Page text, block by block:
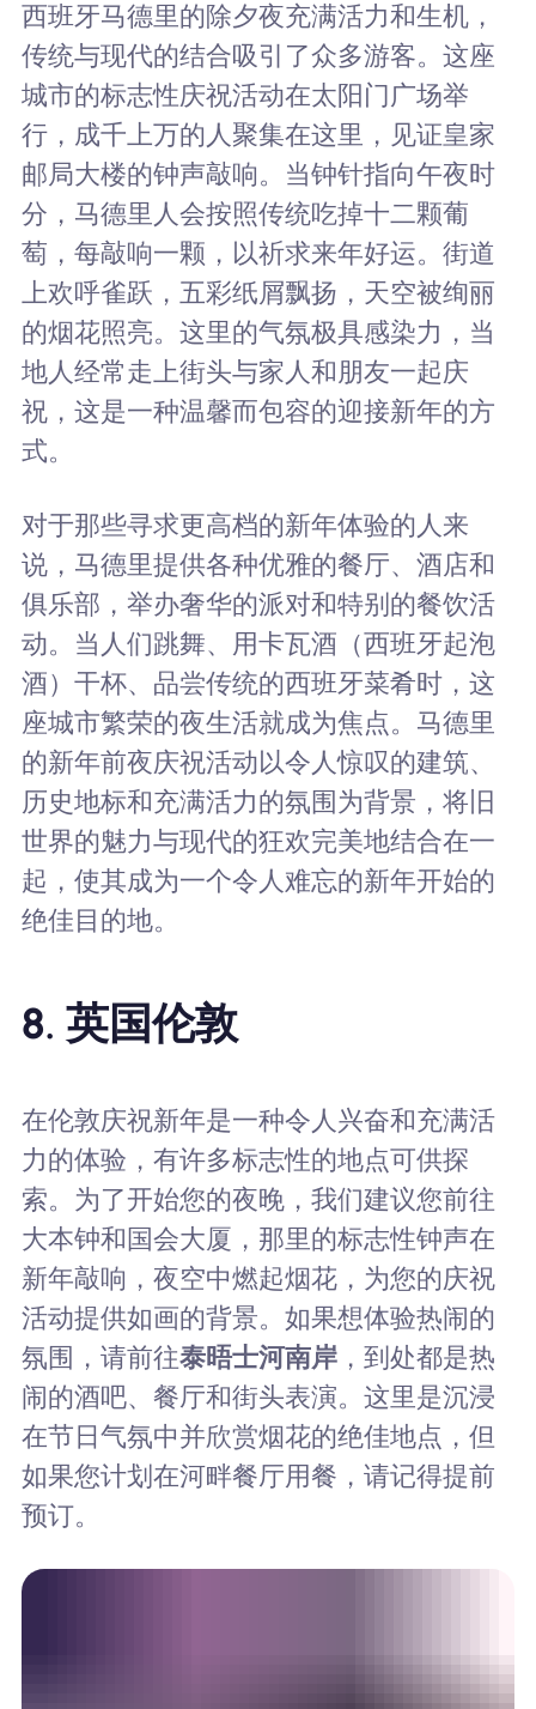
西班牙马德里的除夕夜充满活力和生机，
传统与现代的结合吸引了众多游客。这座
城市的标志性庆祝活动在太阳门广场举
行，成千上万的人聚集在这里，见证皇家
邮局大楼的钟声敲响。当钟针指向午夜时
分，马德里人会按照传统吃掉十二颗葡
萄，每敲响一颗，以祈求来年好运。街道
上欢呼雀跃，五彩纸屑飘扬，天空被绚丽
的烟花照亮。这里的气氛极具感染力，当
地人经常走上街头与家人和朋友一起庆
祝，这是一种温馨而包容的迎接新年的方
式。
对于那些寻求更高档的新年体验的人来
说，马德里提供各种优雅的餐厅、酒店和
俱乐部，举办奢华的派对和特别的餐饮活
动。当人们跳舞、用卡瓦酒（西班牙起泡
酒）干杯、品尝传统的西班牙菜肴时，这
座城市繁荣的夜生活就成为焦点。马德里
的新年前夜庆祝活动以令人惊叹的建筑、
历史地标和充满活力的氛围为背景，将旧
世界的魅力与现代的狂欢完美地结合在一
起，使其成为一个令人难忘的新年开始的
绝佳目的地。
8. 英国伦敦
在伦敦庆祝新年是一种令人兴奋和充满活
力的体验，有许多标志性的地点可供探
索。为了开始您的夜晚，我们建议您前往
大本钟和国会大厦，那里的标志性钟声在
新年敲响，夜空中燃起烟花，为您的庆祝
活动提供如画的背景。如果想体验热闹的
氛围，请前往泰晤士河南岸，到处都是热
闹的酒吧、餐厅和街头表演。这里是沉浸
在节日气氛中并欣赏烟花的绝佳地点，但
如果您计划在河畔餐厅用餐，请记得提前
预订。